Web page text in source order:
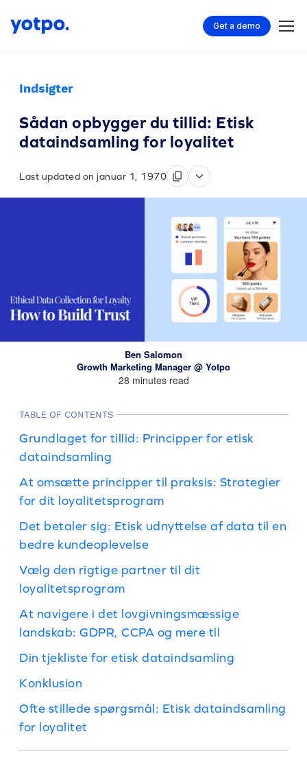
Get a demo
Indsigter
Sådan opbygger du tillid: Etisk
dataindsamling for loyalitet
Last updated on januar 1, 1970
Ben Salomon
Growth Marketing Manager @ Yotpo
28 minutes read
TABLE OF CONTENTS
Grundlaget for tillid: Principper for etisk
dataindsamling
At omsætte principper til praksis: Strategier
for dit loyalitetsprogram
Det betaler sig: Etisk udnyttelse af data til en
bedre kundeoplevelse
Vælg den rigtige partner til dit
loyalitetsprogram
At navigere i det lovgivningsmæssige
landskab: GDPR, CCPA og mere til
Din tjekliste for etisk dataindsamling
Konklusion
Ofte stillede spørgsmål: Etisk dataindsamling
for loyalitet